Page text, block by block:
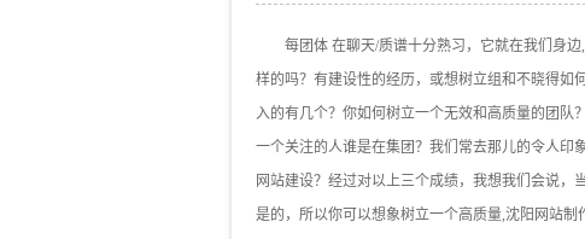
每团体 在聊天/质谱十分熟习，它就在我们身
样的吗？有建设性的经历，或想树立组和不晓得如
入的有几个？你如何树立一个无效和高质量的团队
一个关注的人谁是在集团？我们常去那儿的令人印
网站建设？经过对以上三个成绩，我想我们会说，
是的，所以你可以想象树立一个高质量,沈阳网站